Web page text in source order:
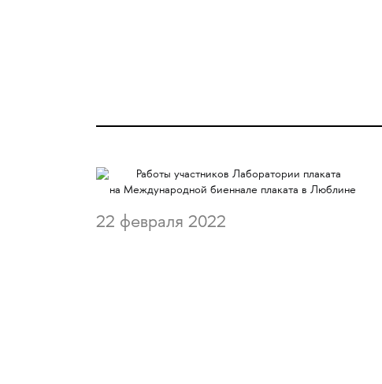
22 февраля 2022